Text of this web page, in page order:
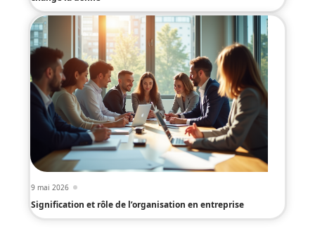
9 mai 2026
Signification et rôle de l’organisation en entreprise